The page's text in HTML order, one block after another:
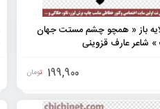
باز « همچو چشم مستت جهان
شاعر عارف قزوینی
199,900 تومان